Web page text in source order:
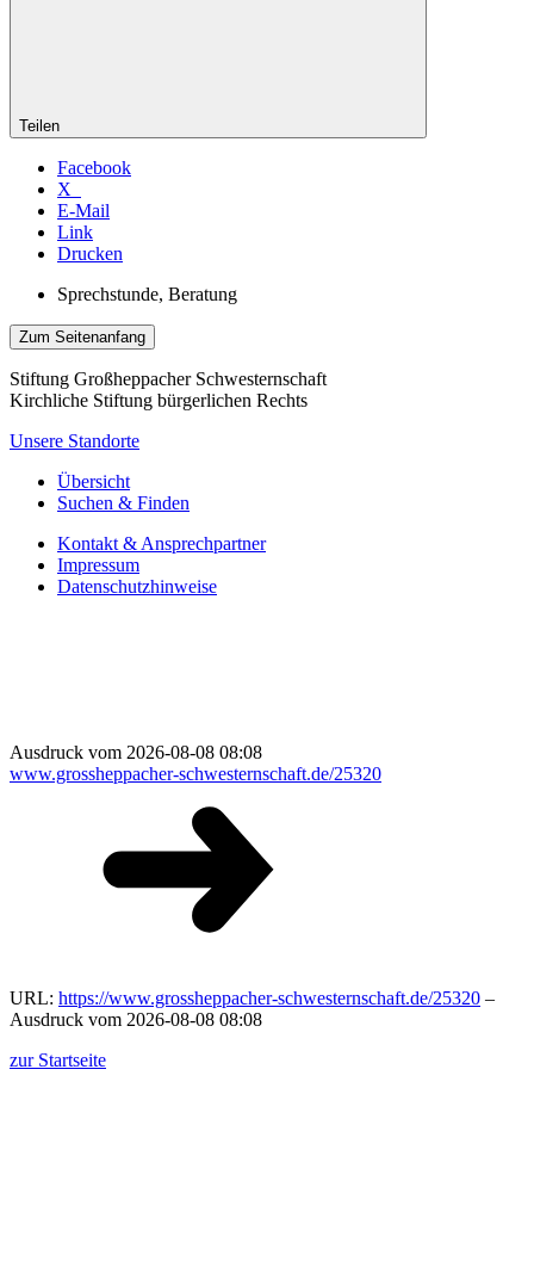
Teilen
Facebook
X
E-Mail
Link
Drucken
Sprechstunde, Beratung
Zum Seitenanfang
Stiftung Großheppacher Schwesternschaft
Kirchliche Stiftung bürgerlichen Rechts
Unsere Standorte
Übersicht
Suchen & Finden
Kontakt & Ansprechpartner
Impressum
Datenschutzhinweise
Ausdruck vom 2026-08-08 08:08
www.grossheppacher-schwesternschaft.de/25320
URL: https://www.grossheppacher-schwesternschaft.de/25320 –
Ausdruck vom 2026-08-08 08:08
zur Startseite